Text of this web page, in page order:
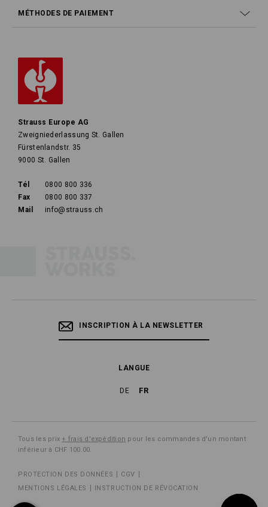
MÉTHODES DE PAIEMENT
Strauss Europe AG
Zweigniederlassung St. Gallen
Fürstenlandstr. 35
9000 St. Gallen
Tél
0800 800 336
Fax
0800 800 337
Mail
info@strauss.ch
INSCRIPTION À LA NEWSLETTER
LANGUE
DE FR
Tous les prix + frais d'expédition pour les commandes d'un montant
inférieur à CHF 100.00.
PROTECTION DES DONNÉES
CGV
MENTIONS LÉGALES
INSTRUCTION DE RÉVOCATION